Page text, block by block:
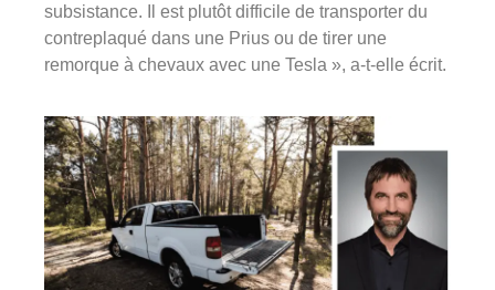
subsistance. Il est plutôt difficile de transporter du
contreplaqué dans une Prius ou de tirer une
remorque à chevaux avec une Tesla », a-t-elle écrit.